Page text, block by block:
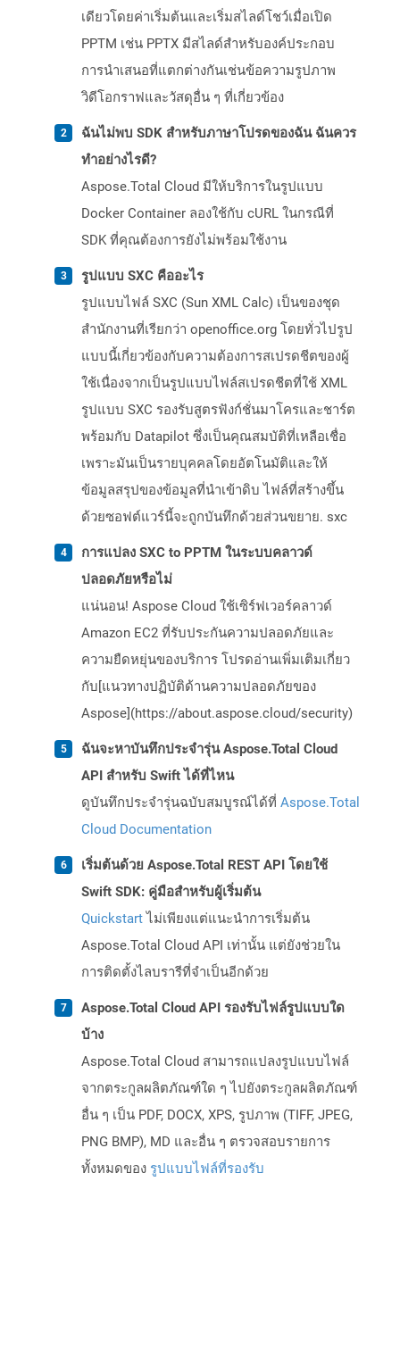
เดียวโดยค่าเริ่มต้นและเริ่มสไลด์โชว์เมื่อเปิด
PPTM เช่น PPTX มีสไลด์สำหรับองค์ประกอบ
การนำเสนอที่แตกต่างกันเช่นข้อความรูปภาพ
วิดีโอกราฟและวัสดุอื่น ๆ ที่เกี่ยวข้อง
ฉันไม่พบ SDK สำหรับภาษาโปรดของฉัน ฉันควร
ทำอย่างไรดี?
Aspose.Total Cloud มีให้บริการในรูปแบบ
Docker Container ลองใช้กับ cURL ในกรณีที่
SDK ที่คุณต้องการยังไม่พร้อมใช้งาน
รูปแบบ SXC คืออะไร
รูปแบบไฟล์ SXC (Sun XML Calc) เป็นของชุด
สำนักงานที่เรียกว่า openoffice.org โดยทั่วไปรูป
แบบนี้เกี่ยวข้องกับความต้องการสเปรดชีตของผู้
ใช้เนื่องจากเป็นรูปแบบไฟล์สเปรดชีตที่ใช้ XML
รูปแบบ SXC รองรับสูตรฟังก์ชั่นมาโครและชาร์ต
พร้อมกับ Datapilot ซึ่งเป็นคุณสมบัติที่เหลือเชื่อ
เพราะมันเป็นรายบุคคลโดยอัตโนมัติและให้
ข้อมูลสรุปของข้อมูลที่นำเข้าดิบ ไฟล์ที่สร้างขึ้น
ด้วยซอฟต์แวร์นี้จะถูกบันทึกด้วยส่วนขยาย. sxc
การแปลง SXC to PPTM ในระบบคลาวด์
ปลอดภัยหรือไม่
แน่นอน! Aspose Cloud ใช้เซิร์ฟเวอร์คลาวด์
Amazon EC2 ที่รับประกันความปลอดภัยและ
ความยืดหยุ่นของบริการ โปรดอ่านเพิ่มเติมเกี่ยว
กับ[แนวทางปฏิบัติด้านความปลอดภัยของ
Aspose](https://about.aspose.cloud/security)
ฉันจะหาบันทึกประจำรุ่น Aspose.Total Cloud
API สำหรับ Swift ได้ที่ไหน
ดูบันทึกประจำรุ่นฉบับสมบูรณ์ได้ที่ Aspose.Total
Cloud Documentation
เริ่มต้นด้วย Aspose.Total REST API โดยใช้
Swift SDK: คู่มือสำหรับผู้เริ่มต้น
Quickstartไม่เพียงแต่แนะนำการเริ่มต้น
Aspose.Total Cloud API เท่านั้น แต่ยังช่วยใน
การติดตั้งไลบรารีที่จำเป็นอีกด้วย
Aspose.Total Cloud API รองรับไฟล์รูปแบบใด
บ้าง
Aspose.Total Cloud สามารถแปลงรูปแบบไฟล์
จากตระกูลผลิตภัณฑ์ใด ๆ ไปยังตระกูลผลิตภัณฑ์
อื่น ๆ เป็น PDF, DOCX, XPS, รูปภาพ (TIFF, JPEG,
PNG BMP), MD และอื่น ๆ ตรวจสอบรายการ
ทั้งหมดของ รูปแบบไฟล์ที่รองรับ